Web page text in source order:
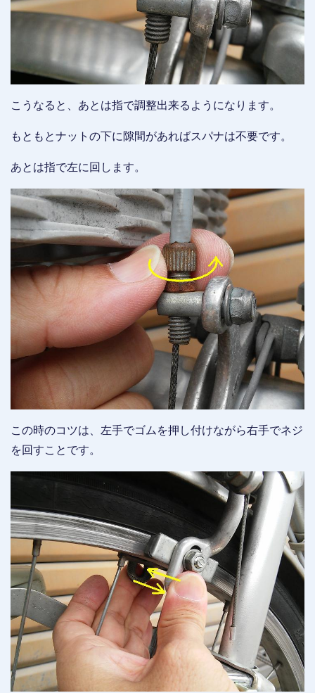
こうなると、あとは指で調整出来るようになります。
もともとナットの下に隙間があればスパナは不要です。
あとは指で左に回します。
この時のコツは、左手でゴムを押し付けながら右手でネジ
を回すことです。